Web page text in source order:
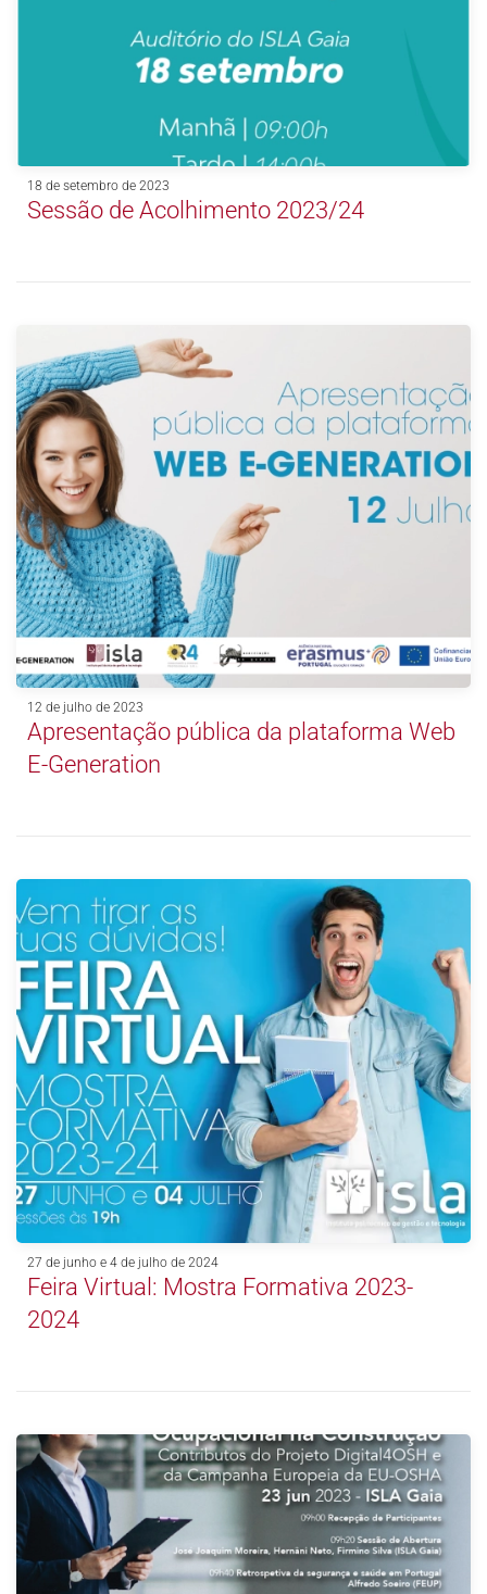
18 de setembro de 2023
Sessão de Acolhimento 2023/24
12 de julho de 2023
Apresentação pública da plataforma Web
E-Generation
27 de junho e 4 de julho de 2024
Feira Virtual: Mostra Formativa 2023-
2024